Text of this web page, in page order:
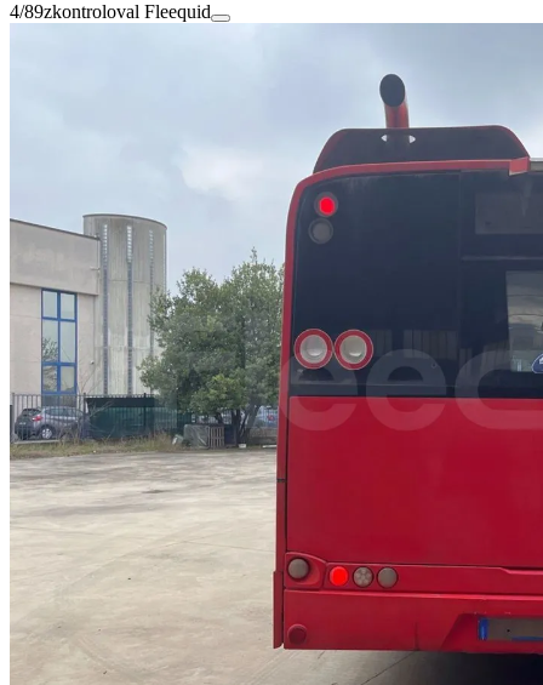
4/89zkontroloval Fleequid